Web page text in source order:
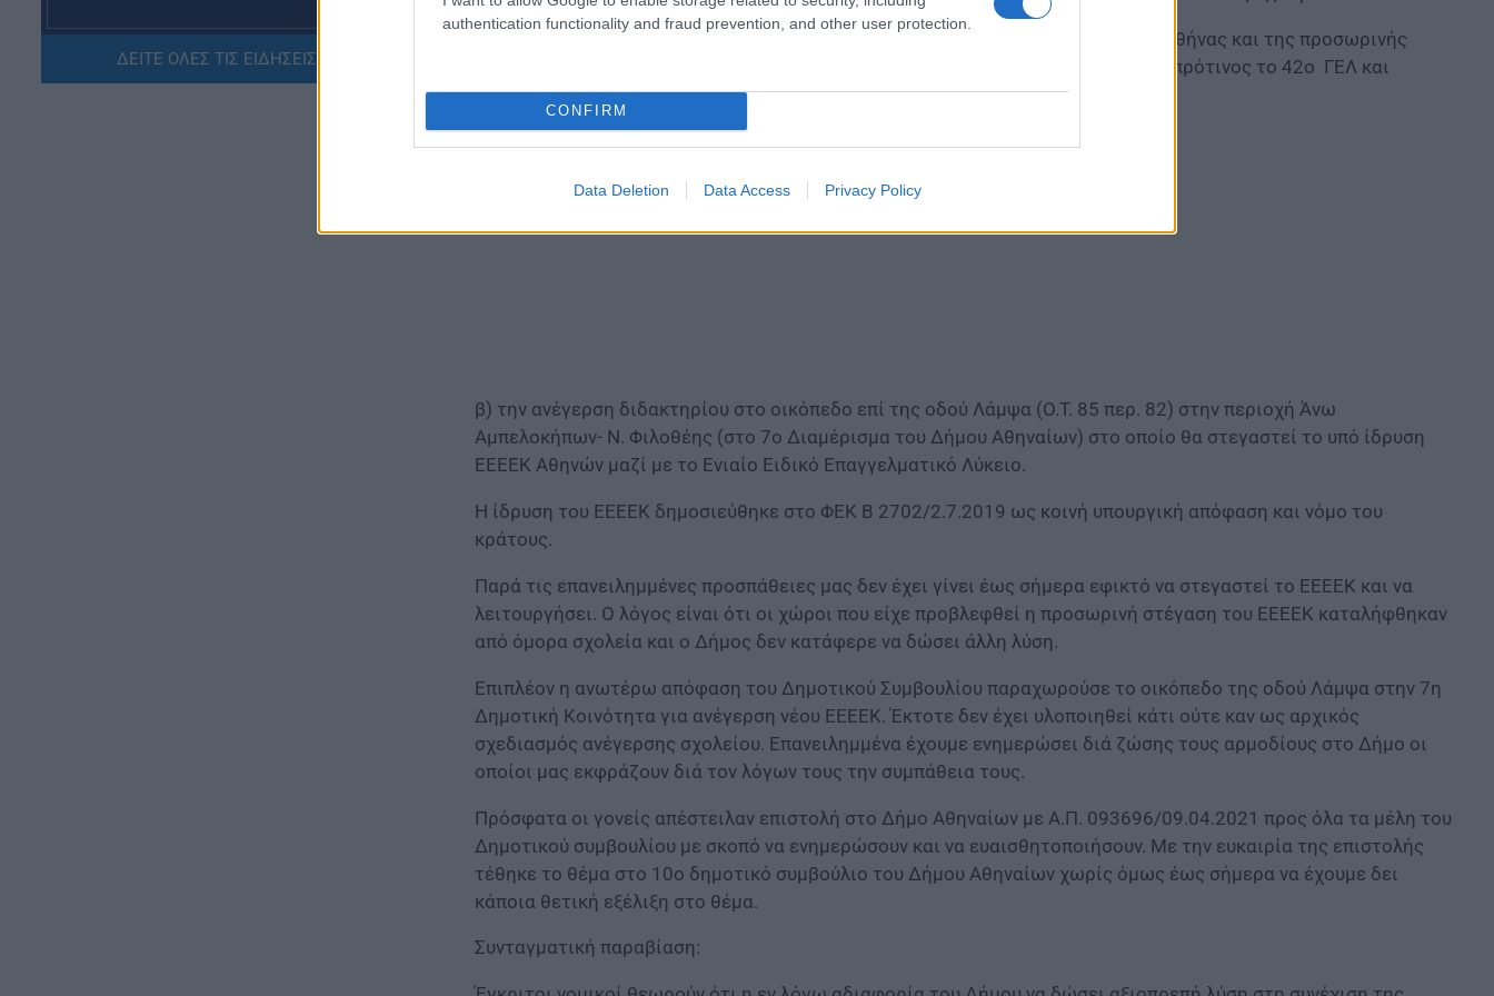
authentication functionality and fraud prevention, and other user protection.
CONFIRM
Data Deletion Data Access Privacy Policy
ΠΑΙΔΕΙΑ
ΝΕΟ φοιτητικό επίδομα: Για
ποιούς φοιτητές
μαθητές και εκπαιδευτικούς –
ΔΕΙΤΕ ΟΛΕΣ ΤΙΣ ΕΙΔΗΣΕΙΣ ΕΔΩ »
α) την ίδρυση του Εργαστηρίου Ειδικής Επαγγελματικής Εκπαίδευσης (ΕΕΕΕΚ) Αθήνας και της προσωρινής
στέγασής του στο κτίριο επί της οδού Λιοσίων 42, στο οποίο στεγαζόταν μέχρι πρότινος το 42ο ΓΕΛ και
β) την ανέγερση διδακτηρίου στο οικόπεδο επί της οδού Λάμψα (Ο.Τ. 85 περ. 82) στην περιοχή Άνω
Αμπελοκήπων- Ν. Φιλοθέης (στο 7ο Διαμέρισμα του Δήμου Αθηναίων) στο οποίο θα στεγαστεί το υπό ίδρυση
ΕΕΕΕΚ Αθηνών μαζί με το Ενιαίο Ειδικό Επαγγελματικό Λύκειο.
H ίδρυση του ΕΕΕΕΚ δημοσιεύθηκε στο ΦΕΚ Β 2702/2.7.2019 ως κοινή υπουργική απόφαση και νόμο του
κράτους.
Παρά τις επανειλημμένες προσπάθειες μας δεν έχει γίνει έως σήμερα εφικτό να στεγαστεί το ΕΕΕΕΚ και να
λειτουργήσει. Ο λόγος είναι ότι οι χώροι που είχε προβλεφθεί η προσωρινή στέγαση του ΕΕΕΕΚ καταλήφθηκαν
από όμορα σχολεία και ο Δήμος δεν κατάφερε να δώσει άλλη λύση.
Επιπλέον η ανωτέρω απόφαση του Δημοτικού Συμβουλίου παραχωρούσε το οικόπεδο της οδού Λάμψα στην 7η
Δημοτική Κοινότητα για ανέγερση νέου ΕΕΕΕΚ. Έκτοτε δεν έχει υλοποιηθεί κάτι ούτε καν ως αρχικός
σχεδιασμός ανέγερσης σχολείου. Επανειλημμένα έχουμε ενημερώσει διά ζώσης τους αρμοδίους στο Δήμο οι
οποίοι μας εκφράζουν διά τον λόγων τους την συμπάθεια τους.
Πρόσφατα οι γονείς απέστειλαν επιστολή στο Δήμο Αθηναίων με Α.Π. 093696/09.04.2021 προς όλα τα μέλη του
Δημοτικού συμβουλίου με σκοπό να ενημερώσουν και να ευαισθητοποιήσουν. Με την ευκαιρία της επιστολής
τέθηκε το θέμα στο 10ο δημοτικό συμβούλιο του Δήμου Αθηναίων χωρίς όμως έως σήμερα να έχουμε δει
κάποια θετική εξέλιξη στο θέμα.
Συνταγματική παραβίαση: